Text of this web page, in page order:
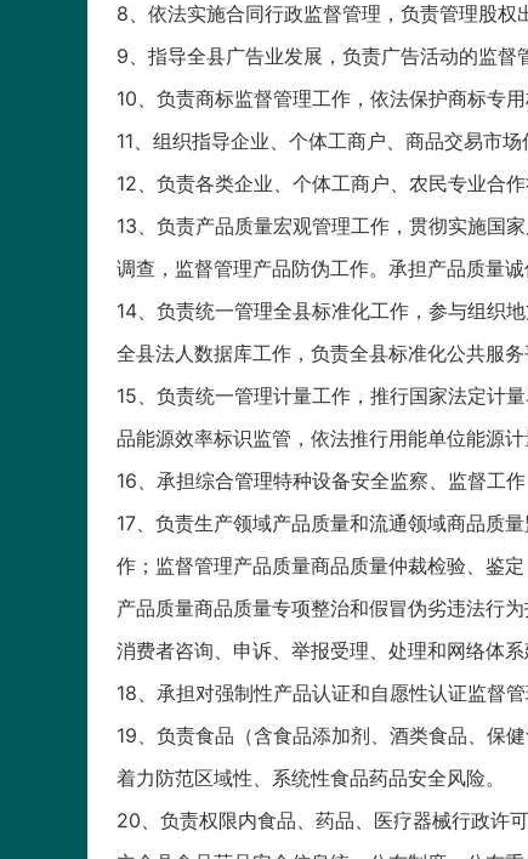
8、依法实施合同行政监督管理，负责管理股权
9、指导全县广告业发展，负责广告活动的监督
10、负责商标监督管理工作，依法保护商标专
11、组织指导企业、个体工商户、商品交易市
12、负责各类企业、个体工商户、农民专业合
13、负责产品质量宏观管理工作，贯彻实施国
调查，监督管理产品防伪工作。承担产品质量
14、负责统一管理全县标准化工作，参与组织
全县法人数据库工作，负责全县标准化公共服务
15、负责统一管理计量工作，推行国家法定计
品能源效率标识监管，依法推行用能单位能源计
16、承担综合管理特种设备安全监察、监督工
17、负责生产领域产品质量和流通领域商品质
作；监督管理产品质量商品质量仲裁检验、鉴
产品质量商品质量专项整治和假冒伪劣违法行
消费者咨询、申诉、举报受理、处理和网络体
18、承担对强制性产品认证和自愿性认证监督管
19、负责食品（含食品添加剂、酒类食品、保
着力防范区域性、系统性食品药品安全风险。
20、负责权限内食品、药品、医疗器械行政许